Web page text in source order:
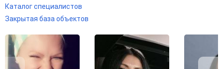
Каталог специалистов
Закрытая база объектов